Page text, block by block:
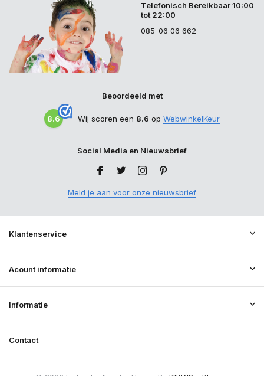
Telefonisch Bereikbaar 10:00
tot 22:00
085-06 06 662
Beoordeeld met
8.6 Wij scoren een 8.6 op WebwinkelKeur
Social Media en Nieuwsbrief
Meld je aan voor onze nieuwsbrief
Klantenservice
Acount informatie
Informatie
Contact